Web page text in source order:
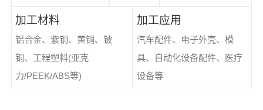
加工材料
铝合金、紫铜、黄铜、铍
铜、工程塑料(亚克
力/PEEK/ABS等)
加工应用
汽车配件、电子外壳、模
具、自动化设备配件、医疗
设备等